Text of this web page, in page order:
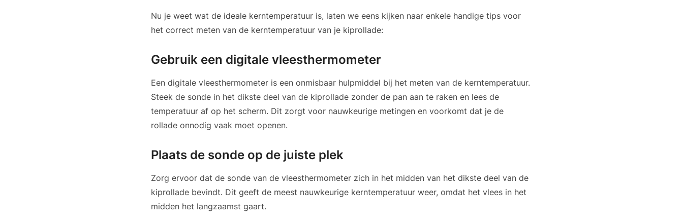
Nu je weet wat de ideale kerntemperatuur is, laten we eens kijken naar enkele handige tips voor
het correct meten van de kerntemperatuur van je kiprollade:
Gebruik een digitale vleesthermometer
Een digitale vleesthermometer is een onmisbaar hulpmiddel bij het meten van de kerntemperatuur.
Steek de sonde in het dikste deel van de kiprollade zonder de pan aan te raken en lees de
temperatuur af op het scherm. Dit zorgt voor nauwkeurige metingen en voorkomt dat je de
rollade onnodig vaak moet openen.
Plaats de sonde op de juiste plek
Zorg ervoor dat de sonde van de vleesthermometer zich in het midden van het dikste deel van de
kiprollade bevindt. Dit geeft de meest nauwkeurige kerntemperatuur weer, omdat het vlees in het
midden het langzaamst gaart.